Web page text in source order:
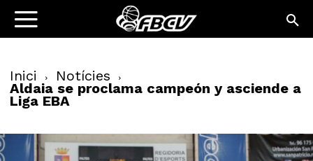
Inici Notícies
Aldaia se proclama campeón y asciende a
Liga EBA